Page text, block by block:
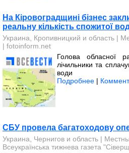
На Кіровоградщині бізнес
реальну кількість спожитої
Украина, Кропивницкий и область |
| fotoinform.net
Голова обласної
лічильники та
води
Подробнее |
СБУ провела багатоходову
Украина, Чернигов и область |
Всеукраїнська тижнева газета